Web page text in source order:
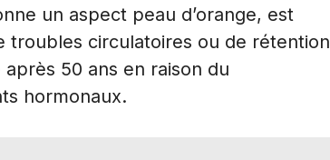
un aspect peau d’orange, est
troubles circulatoires ou de rétention
50 ans en raison du
hormonaux.